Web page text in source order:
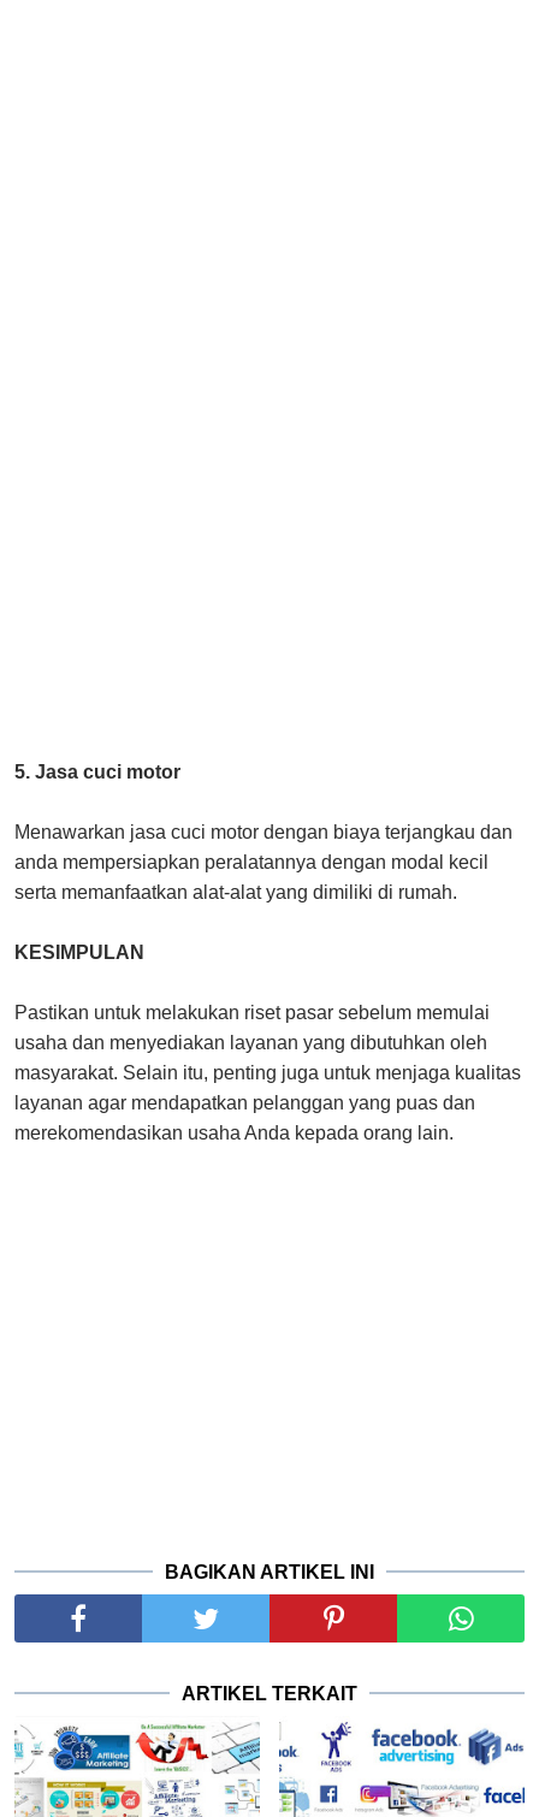
5. Jasa cuci motor
Menawarkan jasa cuci motor dengan biaya terjangkau dan
anda mempersiapkan peralatannya dengan modal kecil
serta memanfaatkan alat-alat yang dimiliki di rumah.
KESIMPULAN
Pastikan untuk melakukan riset pasar sebelum memulai
usaha dan menyediakan layanan yang dibutuhkan oleh
masyarakat. Selain itu, penting juga untuk menjaga kualitas
layanan agar mendapatkan pelanggan yang puas dan
merekomendasikan usaha Anda kepada orang lain.
BAGIKAN ARTIKEL INI
ARTIKEL TERKAIT